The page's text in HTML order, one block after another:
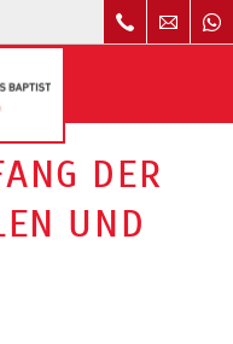
DER
UND